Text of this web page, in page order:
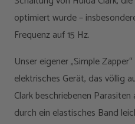
optimiert wurde –
Frequenz auf 15 Hz.
Unser eigener „Simple
elektrisches Gerät, das völlig
Clark beschriebenen
durch ein elastisches Band